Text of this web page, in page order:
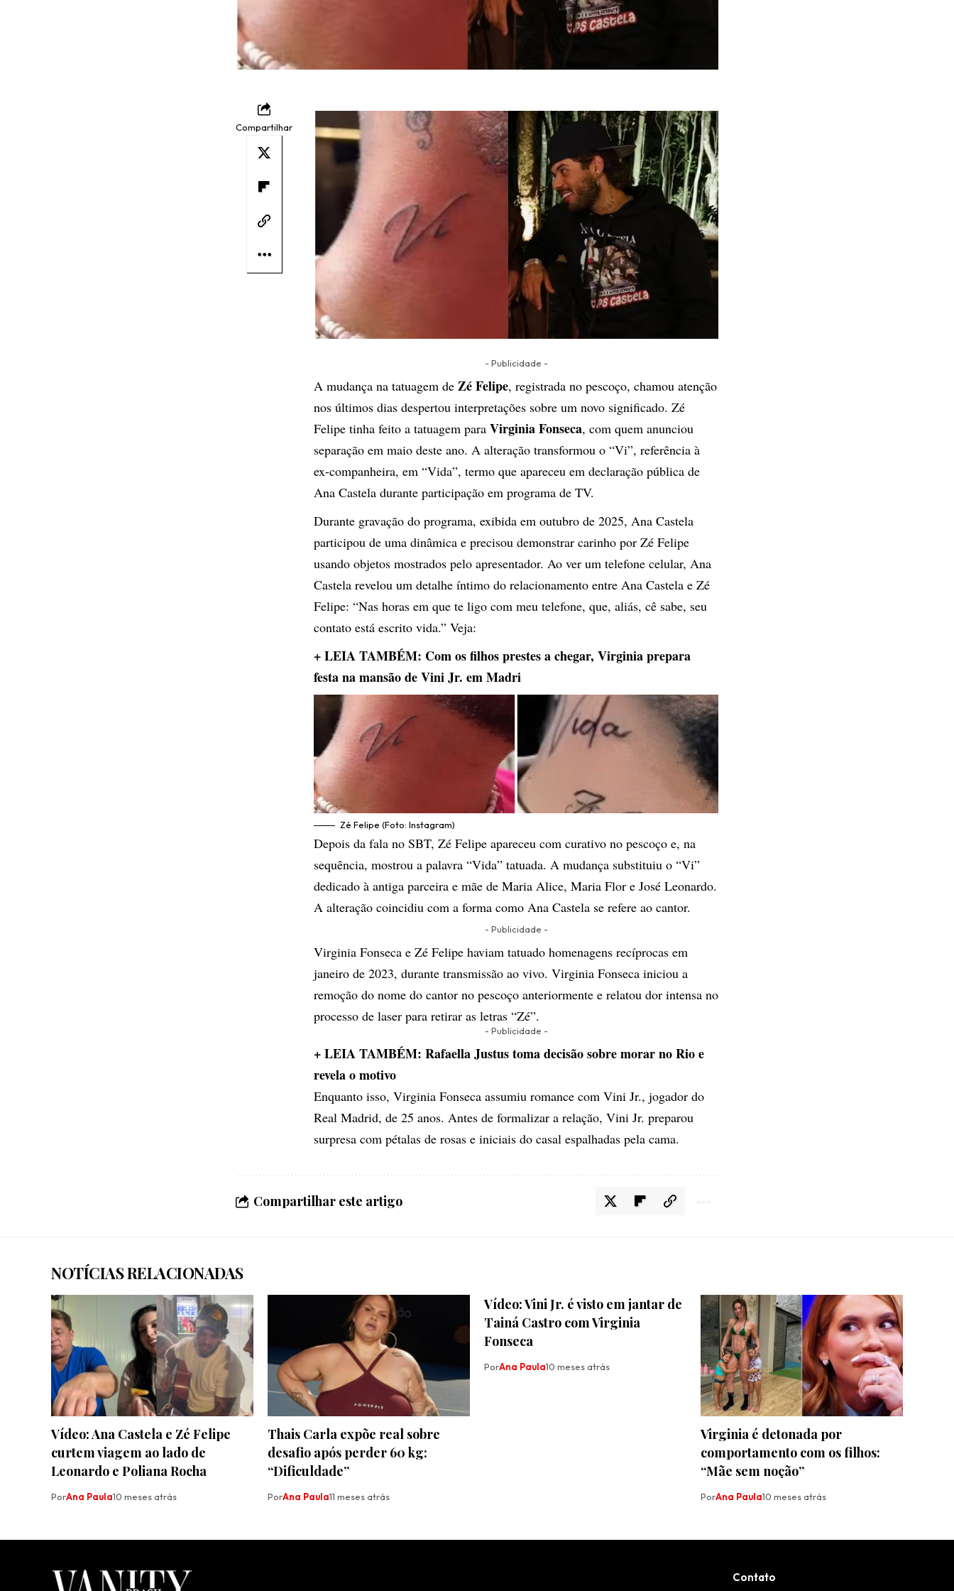
Compartilhar
- Publicidade -
A mudança na tatuagem de Zé Felipe, registrada no pescoço, chamou atenção
nos últimos dias despertou interpretações sobre um novo significado. Zé
Felipe tinha feito a tatuagem para Virginia Fonseca, com quem anunciou
separação em maio deste ano. A alteração transformou o “Vi”, referência à
ex-companheira, em “Vida”, termo que apareceu em declaração pública de
Ana Castela durante participação em programa de TV.
Durante gravação do programa, exibida em outubro de 2025, Ana Castela
participou de uma dinâmica e precisou demonstrar carinho por Zé Felipe
usando objetos mostrados pelo apresentador. Ao ver um telefone celular, Ana
Castela revelou um detalhe íntimo do relacionamento entre Ana Castela e Zé
Felipe: “Nas horas em que te ligo com meu telefone, que, aliás, cê sabe, seu
contato está escrito vida.” Veja:
+ LEIA TAMBÉM: Com os filhos prestes a chegar, Virginia prepara
festa na mansão de Vini Jr. em Madri
Zé Felipe (Foto: Instagram)
Depois da fala no SBT, Zé Felipe apareceu com curativo no pescoço e, na
sequência, mostrou a palavra “Vida” tatuada. A mudança substituiu o “Vi”
dedicado à antiga parceira e mãe de Maria Alice, Maria Flor e José Leonardo.
A alteração coincidiu com a forma como Ana Castela se refere ao cantor.
- Publicidade -
Virginia Fonseca e Zé Felipe haviam tatuado homenagens recíprocas em
janeiro de 2023, durante transmissão ao vivo. Virginia Fonseca iniciou a
remoção do nome do cantor no pescoço anteriormente e relatou dor intensa no
processo de laser para retirar as letras “Zé”.
- Publicidade -
+ LEIA TAMBÉM: Rafaella Justus toma decisão sobre morar no Rio e
revela o motivo
Enquanto isso, Virginia Fonseca assumiu romance com Vini Jr., jogador do
Real Madrid, de 25 anos. Antes de formalizar a relação, Vini Jr. preparou
surpresa com pétalas de rosas e iniciais do casal espalhadas pela cama.
Compartilhar este artigo
NOTÍCIAS RELACIONADAS
Vídeo: Ana Castela e Zé Felipe
curtem viagem ao lado de
Leonardo e Poliana Rocha
PorAna Paula10 meses atrás
Thais Carla expõe real sobre
desafio após perder 60 kg:
“Dificuldade”
PorAna Paula11 meses atrás
Vídeo: Vini Jr. é visto em jantar de
Tainá Castro com Virginia
Fonseca
PorAna Paula10 meses atrás
Virginia é detonada por
comportamento com os filhos:
“Mãe sem noção”
PorAna Paula10 meses atrás
Contato